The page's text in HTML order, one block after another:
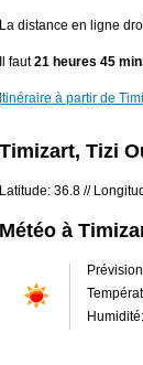
La distance en ligne
Il faut21 heures 45
Itinéraire à partir de
Timizart, Tizi
Latitude: 36.8 //
Météo à